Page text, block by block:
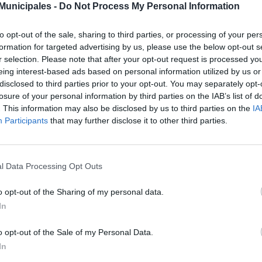
- Do Not Process My Personal Information
opt-out of the sale, sharing to third parties, or processing of your
for targeted advertising by us, please use the below opt-out
selection. Please note that after your opt-out request is processed
interest-based ads based on personal information utilized by us
to third parties prior to your opt-out. You may separately
of your personal information by third parties on the IAB’s list of
This information may also be disclosed by us to third parties on the
Participants that may further disclose it to other third parties.
Data Processing Opt Outs
opt-out of the Sharing of my personal data.
opt-out of the Sale of my Personal Data.
de carácter promocional mediante un intercambio
de Movilidad Ciudadana y Medioambiente del Ayuntamiento
de la ULPGC, José Regidor, han firmado hoy martes dicho
a hacer llegar a sus alumnos información relativa
de Tafira. El soporte será la carpeta que recibe el
se imprimirá elrecorridoque hace cada línea, así como sus
recordó que las conexiones con esa zona de la ciudad son
el 4 de marzo, poniendo a disposición de los clientes de
que existían hasta ahora.
su parte, Regidor lanzó un mensaje de concienciación al
de este acuerdo promocional, GM reforzará los días
12, 13 y
de la capital con el Campus Universitario, con el objeto de
25,(Auditorio-Campus Universitario),
este refuerzo se prevé que la frecuencia aproximada del